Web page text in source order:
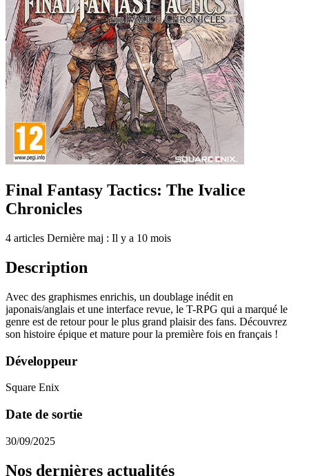
Final Fantasy Tactics: The Ivalice
Chronicles
4 articles Dernière maj : Il y a 10 mois
Description
Avec des graphismes enrichis, un doublage inédit en
japonais/anglais et une interface revue, le T-RPG qui a marqué le
genre est de retour pour le plus grand plaisir des fans. Découvrez
son histoire épique et mature pour la première fois en français !
Développeur
Square Enix
Date de sortie
30/09/2025
Nos dernières actualités